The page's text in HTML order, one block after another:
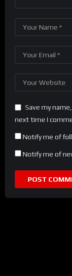
Save my
next time I
Notify me of
Notify me of